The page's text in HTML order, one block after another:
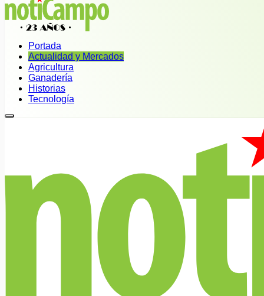
Portada
Actualidad y Mercados
Agricultura
Ganadería
Historias
Tecnología